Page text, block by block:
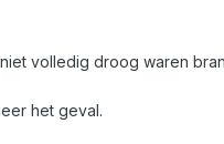
volledig droog waren
het geval.